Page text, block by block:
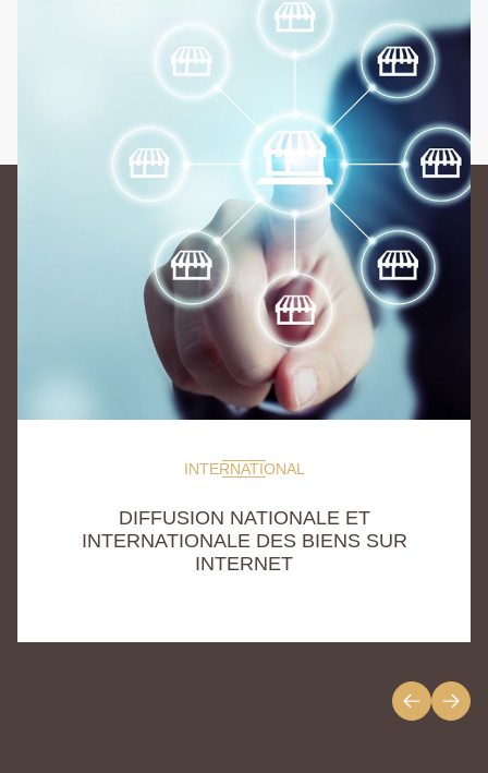
INTERNATIONAL
DIFFUSION NATIONALE ET
INTERNATIONALE DES BIENS SUR
INTERNET